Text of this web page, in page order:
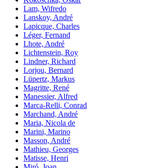
Lam, Wifredo
Lanskoy, André
Lapicque, Charles
Léger, Fernand
Lhote, André
Lichtenstein, Roy
Lindner, Richard
Lorjou, Bernard
Lüpertz, Markus
Magritte, René
Manessier, Alfred
Marca-Relli, Conrad
Marchand, André
Maria, Nicola de
Marini, Marino
Masson, André
Mathieu, Georges
Matisse, Henri